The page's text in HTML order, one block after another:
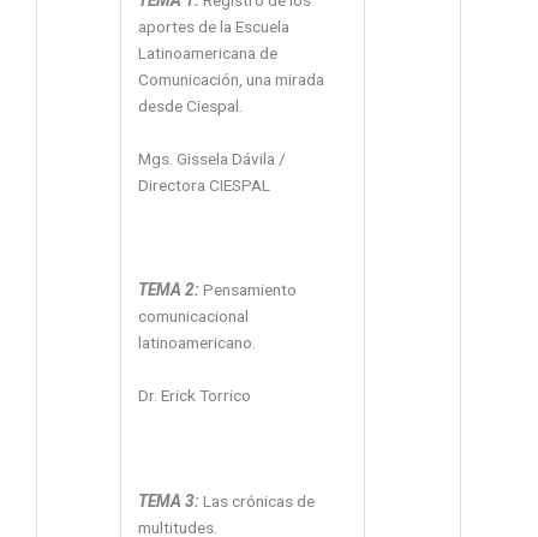
aportes de la Escuela
Latinoamericana de
Comunicación, una mirada
desde Ciespal.
Mgs. Gissela Dávila /
Directora CIESPAL
TEMA 2:Pensamiento
comunicacional
latinoamericano.
Dr. Erick Torrico
TEMA 3:Las crónicas de
multitudes.